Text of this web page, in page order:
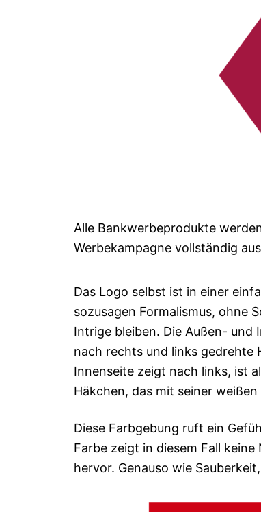
Alle Bankwerbeprodukte
Werbekampagne vollständig
Das Logo selbst ist in einer
sozusagen Formalismus, ohne
Intrige bleiben. Die Außen- und
nach rechts und links gedrehte
Innenseite zeigt nach links, ist
Häkchen, das mit seiner
Diese Farbgebung ruft ein
Farbe zeigt in diesem Fall
hervor. Genauso wie